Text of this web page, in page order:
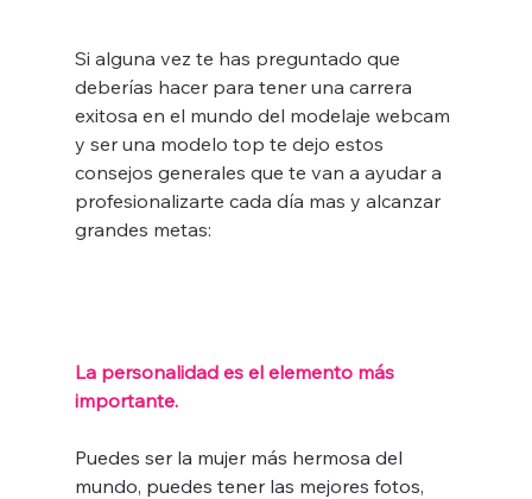
Si alguna vez te has preguntado que
deberías hacer para tener una carrera
exitosa en el mundo del modelaje webcam
y ser una modelo top te dejo estos
consejos generales que te van a ayudar a
profesionalizarte cada día mas y alcanzar
grandes metas:
La personalidad es el elemento más
importante.
Puedes ser la mujer más hermosa del
mundo, puedes tener las mejores fotos,